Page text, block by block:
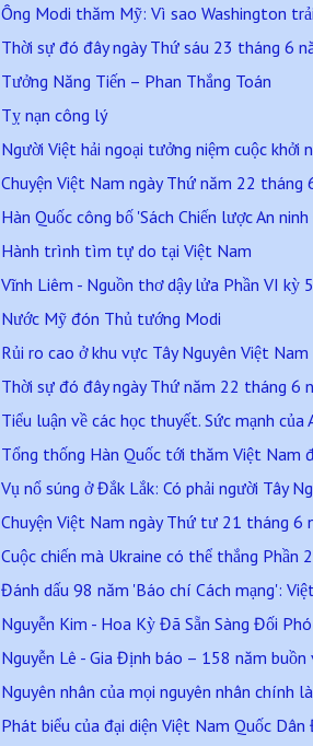
Ông Modi thăm Mỹ: Vì sao Washington
Thời sự đó đây ngày Thứ sáu 23 tháng 6
Tưởng Năng Tiến – Phan Thắng Toán
Tỵ nạn công lý
Người Việt hải ngoại tưởng niệm cuộc khởi
Chuyện Việt Nam ngày Thứ năm 22 tháng
Hàn Quốc công bố 'Sách Chiến lược An ninh
Hành trình tìm tự do tại Việt Nam
Vĩnh Liêm - Nguồn thơ dậy lửa Phần VI kỳ 5
Nước Mỹ đón Thủ tướng Modi
Rủi ro cao ở khu vực Tây Nguyên Việt Nam
Thời sự đó đây ngày Thứ năm 22 tháng 6
Tiểu luận về các học thuyết. Sức mạnh của
Tổng thống Hàn Quốc tới thăm Việt Nam
Vụ nổ súng ở Đắk Lắk: Có phải người Tây
Chuyện Việt Nam ngày Thứ tư 21 tháng 6
Cuộc chiến mà Ukraine có thể thắng Phần
Đánh dấu 98 năm 'Báo chí Cách mạng':
Nguyễn Kim - Hoa Kỳ Đã Sẵn Sàng Đối
Nguyễn Lê - Gia Định báo – 158 năm buồn
Nguyên nhân của mọi nguyên nhân chính
Phát biểu của đại diện Việt Nam Quốc Dân